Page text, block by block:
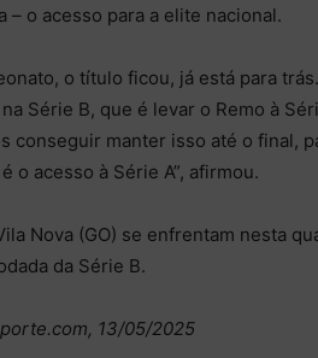
– o acesso para a elite nacional.
o título ficou, já está para
Série B, que é levar o Remo à
conseguir manter isso até o final,
o acesso à Série A”, afirmou.
Nova (GO) se enfrentam nesta
da Série B.
13/05/2025